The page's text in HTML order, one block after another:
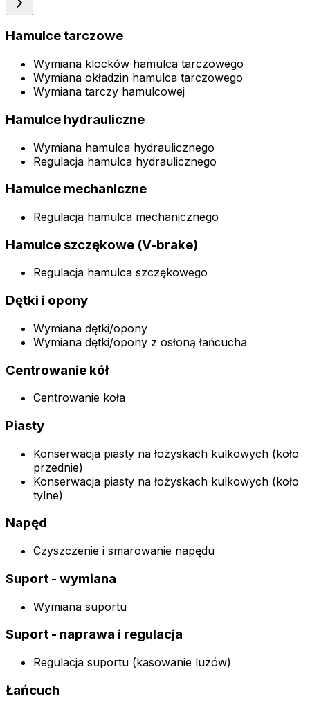
Hamulce tarczowe
Wymiana klocków hamulca tarczowego
Wymiana okładzin hamulca tarczowego
Wymiana tarczy hamulcowej
Hamulce hydrauliczne
Wymiana hamulca hydraulicznego
Regulacja hamulca hydraulicznego
Hamulce mechaniczne
Regulacja hamulca mechanicznego
Hamulce szczękowe (V-brake)
Regulacja hamulca szczękowego
Dętki i opony
Wymiana dętki/opony
Wymiana dętki/opony z osłoną łańcucha
Centrowanie kół
Centrowanie koła
Piasty
Konserwacja piasty na łożyskach kulkowych (koło
przednie)
Konserwacja piasty na łożyskach kulkowych (koło
tylne)
Napęd
Czyszczenie i smarowanie napędu
Suport - wymiana
Wymiana suportu
Suport - naprawa i regulacja
Regulacja suportu (kasowanie luzów)
Łańcuch